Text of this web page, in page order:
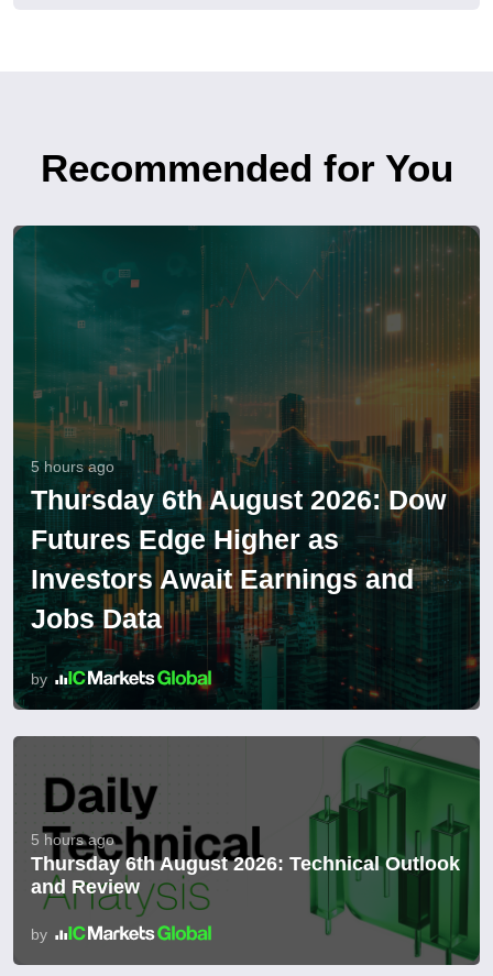
Recommended for You
5 hours ago
Thursday 6th August 2026: Dow
Futures Edge Higher as
Investors Await Earnings and
Jobs Data
by
5 hours ago
Thursday 6th August 2026: Technical Outlook
and Review
by